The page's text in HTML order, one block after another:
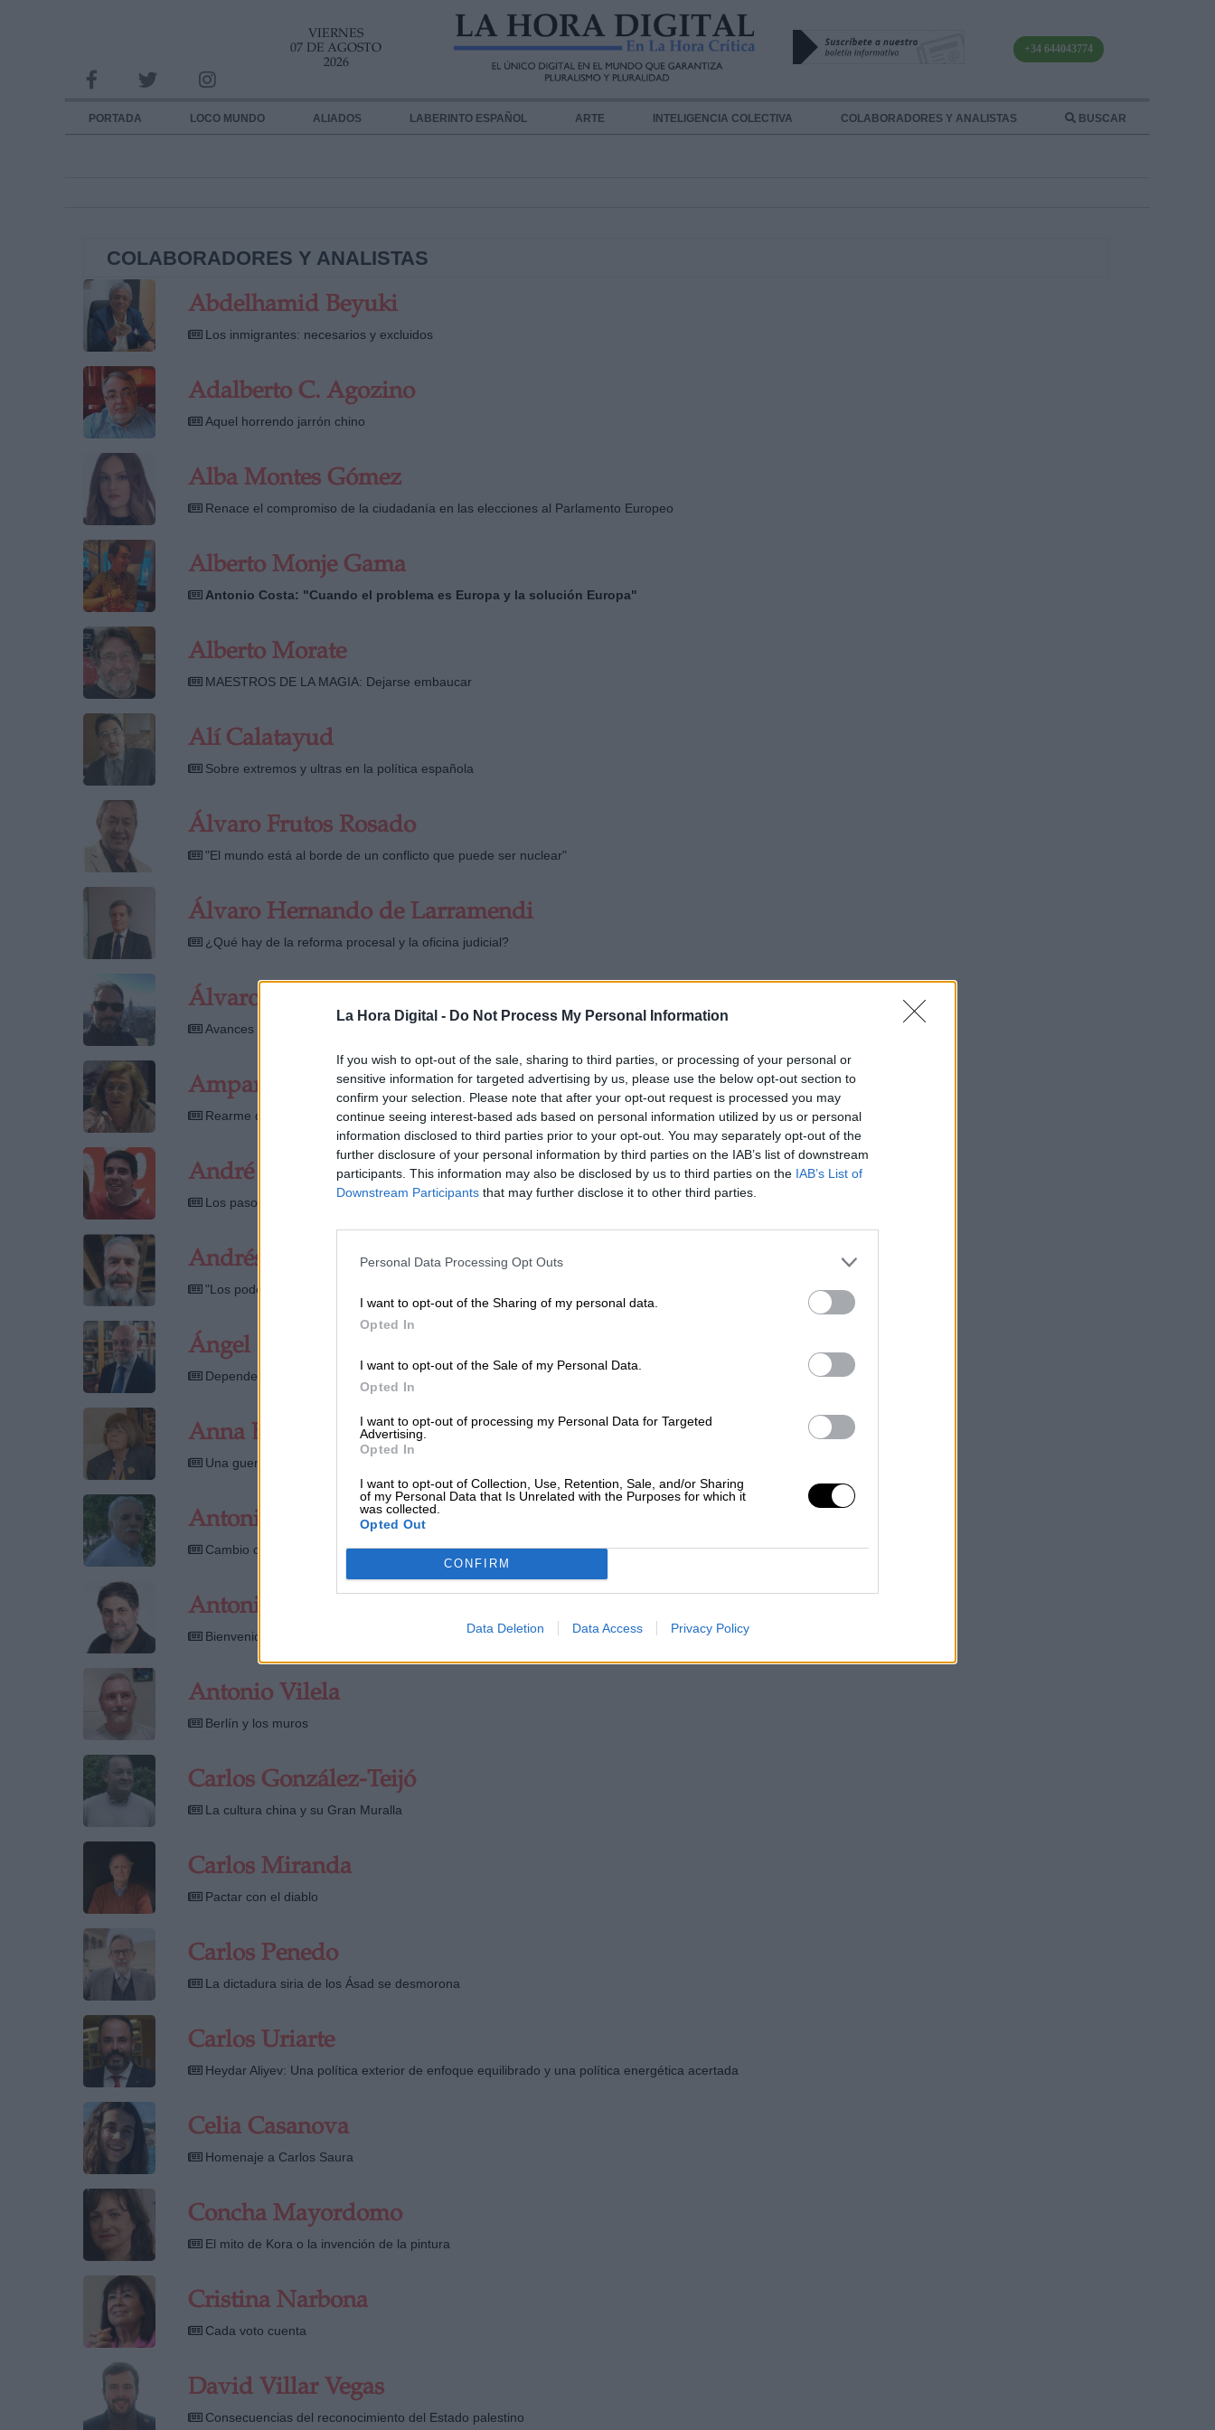
La Hora Digital - Do Not Process My Personal Information
If you wish to opt-out of the sale, sharing to third parties, or processing of your personal or
sensitive information for targeted advertising by us, please use the below opt-out section to
confirm your selection. Please note that after your opt-out request is processed you may
continue seeing interest-based ads based on personal information utilized by us or personal
information disclosed to third parties prior to your opt-out. You may separately opt-out of the
further disclosure of your personal information by third parties on the IAB’s list of downstream
participants. This information may also be disclosed by us to third parties on the IAB’s List of
Downstream Participants that may further disclose it to other third parties.
Personal Data Processing Opt Outs
I want to opt-out of the Sharing of my personal data.
Opted In
I want to opt-out of the Sale of my Personal Data.
Opted In
I want to opt-out of processing my Personal Data for Targeted
Advertising.
Opted In
I want to opt-out of Collection, Use, Retention, Sale, and/or Sharing
of my Personal Data that Is Unrelated with the Purposes for which it
was collected.
Opted Out
CONFIRM
Data Deletion Data Access Privacy Policy
VIERNES
07 DE AGOSTO
2026
+34 644043774
PORTADA LOCO MUNDO ALIADOS LABERINTO ESPAÑOL ARTE INTELIGENCIA COLECTIVA COLABORADORES Y ANALISTAS BUSCAR
COLABORADORES Y ANALISTAS
Abdelhamid Beyuki
Los inmigrantes: necesarios y excluidos
Adalberto C. Agozino
Aquel horrendo jarrón chino
Alba Montes Gómez
Renace el compromiso de la ciudadanía en las elecciones al Parlamento Europeo
Alberto Monje Gama
Antonio Costa: "Cuando el problema es Europa y la solución Europa"
Alberto Morate
MAESTROS DE LA MAGIA: Dejarse embaucar
Alí Calatayud
Sobre extremos y ultras en la política española
Álvaro Frutos Rosado
"El mundo está al borde de un conflicto que puede ser nuclear"
Álvaro Hernando de Larramendi
¿Qué hay de la reforma procesal y la oficina judicial?
Álvaro Valverde
Avances en la ingeniería de órganos: trasplantes con órganos modificados genéticamente
Amparo Rubiales
Rearme del patriarcado
André Escobedo Rodas
Los pasos de Ciudadanos hacia ninguna parte...
Andrés Solimano
"Los poderes públicos deberían asignar muchos más recursos al arte y la cultura de lo que hacen ahora"
Ángel Fernández Homar
Depende de nosotros
Anna Balletbò
Una guerra civil de 13 años resuelta, en apariencia, en 13 días
Antonio Lechuga
Cambio climático y ciencia
Antonio Nepomuceno Moreno
Bienvenida la Renta Mínima, empezamos a construir patria
Antonio Vilela
Berlín y los muros
Carlos González-Teijó
La cultura china y su Gran Muralla
Carlos Miranda
Pactar con el diablo
Carlos Penedo
La dictadura siria de los Ásad se desmorona
Carlos Uriarte
Heydar Aliyev: Una política exterior de enfoque equilibrado y una política energética acertada
Celia Casanova
Homenaje a Carlos Saura
Concha Mayordomo
El mito de Kora o la invención de la pintura
Cristina Narbona
Cada voto cuenta
David Villar Vegas
Consecuencias del reconocimiento del Estado palestino
INFORMACION SOBRE LA PROTECCIÓN DE TUS DATOS
Responsable:
Derechos:
Información adicional